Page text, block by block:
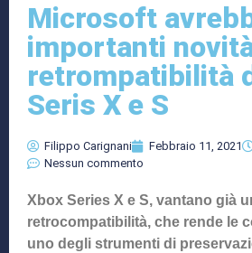
Microsoft
importanti
retrompatibilità
Seris X e S
Filippo Carignani Febbraio 11, 2021
Nessun commento
Xbox Series X e S, vantano già
retrocompatibilità, che rende le
uno degli strumenti di